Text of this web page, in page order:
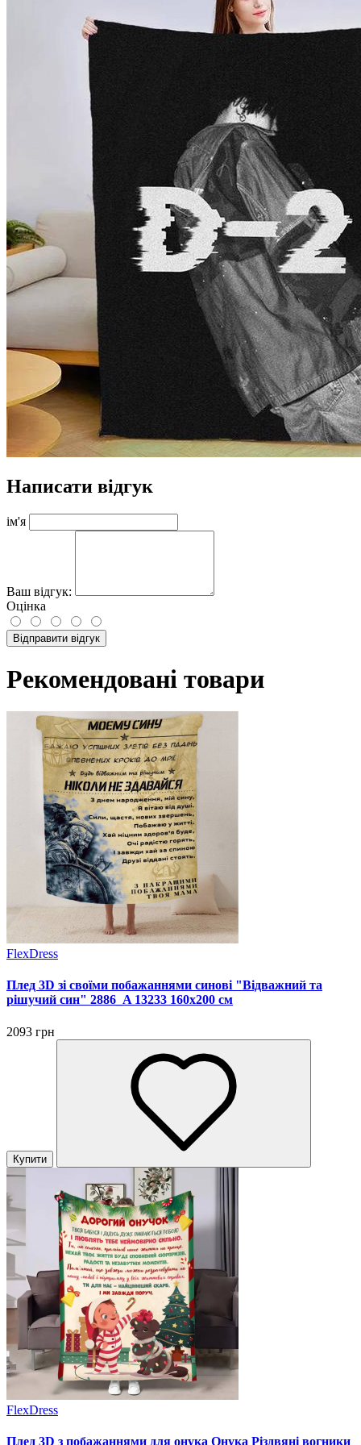
Написати відгук
ім'я
Ваш відгук:
Оцінка
Відправити відгук
Рекомендовані товари
FlexDress
Плед 3D зі своїми побажаннями синові "Відважний та
рішучий син" 2886_A 13233 160х200 см
2093 грн
Купити
FlexDress
Плед 3D з побажаннями для онука Онука Різдвяні вогники